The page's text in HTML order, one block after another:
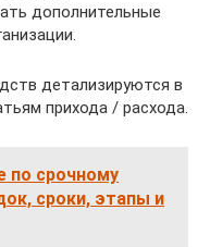
дополнительные
детализируются в
прихода / расхода.
по срочному
сроки, этапы и